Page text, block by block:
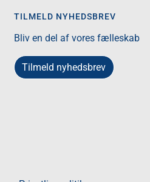
TILMELD NYHEDSBREV
Bliv en del af vores fælleskab
Tilmeld nyhedsbrev